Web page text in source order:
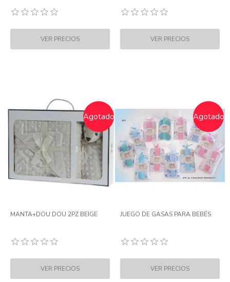
Agotado
MANTA+DOU DOU 2PZ BEIGE
Agotado
JUEGO DE GASAS PARA BEBÉS